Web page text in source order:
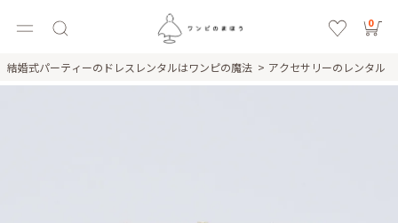
0
結婚式パーティーのドレスレンタルはワンピの魔法 アクセサリーのレンタル